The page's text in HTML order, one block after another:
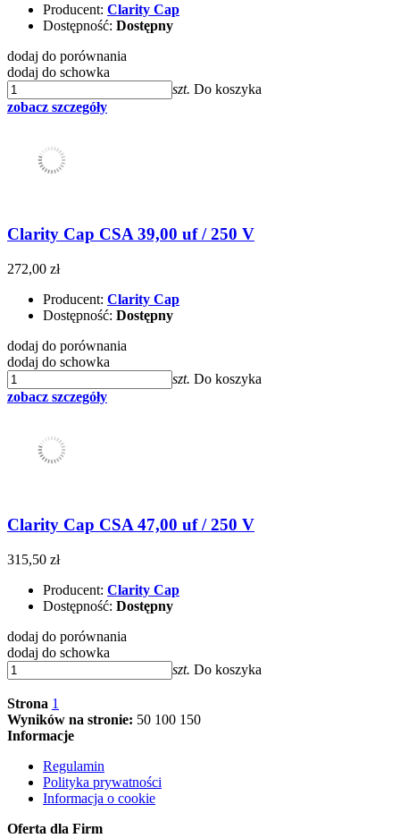
Producent: Clarity Cap
Dostępność: Dostępny
dodaj do porównania
dodaj do schowka
szt. Do koszyka
zobacz szczegóły
Clarity Cap CSA 39,00 uf / 250 V
272,00 zł
Producent: Clarity Cap
Dostępność: Dostępny
dodaj do porównania
dodaj do schowka
szt. Do koszyka
zobacz szczegóły
Clarity Cap CSA 47,00 uf / 250 V
315,50 zł
Producent: Clarity Cap
Dostępność: Dostępny
dodaj do porównania
dodaj do schowka
szt. Do koszyka
Strona 1
Wyników na stronie: 50 100 150
Informacje
Regulamin
Polityka prywatności
Informacja o cookie
Oferta dla Firm